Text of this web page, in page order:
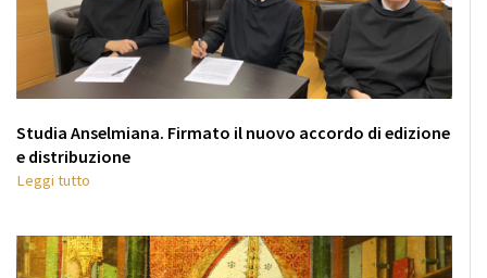
Studia Anselmiana. Firmato il nuovo accordo di edizione
e distribuzione
Leggi tutto